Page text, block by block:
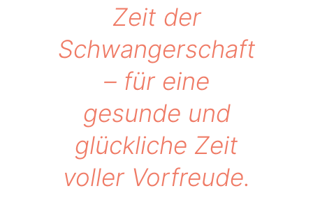
Zeit der
Schwangerschaft
– für eine
gesunde und
glückliche Zeit
voller Vorfreude.